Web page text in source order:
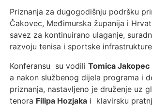
Priznanja za dugogodišnju podršku
Čakovec, Međimurska županija i
savez za kontinuirano ulaganje,
razvoju tenisa i sportske
Konferansu su vodili Tomica Jakopec
a nakon službenog dijela programa i
priznanja, nastavljeno je druženje uz
tenora Filipa Hozjaka i klavirsku